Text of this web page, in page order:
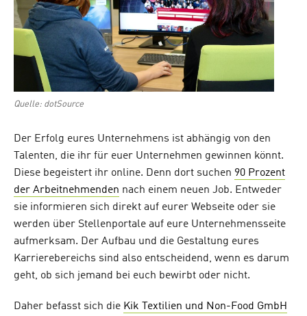
Quelle: dotSource
Der Erfolg eures Unternehmens ist abhängig von den
Talenten, die ihr für euer Unternehmen gewinnen könnt.
Diese begeistert ihr online. Denn dort suchen 90 Prozent
der Arbeitnehmenden nach einem neuen Job. Entweder
sie informieren sich direkt auf eurer Webseite oder sie
werden über Stellenportale auf eure Unternehmensseite
aufmerksam. Der Aufbau und die Gestaltung eures
Karrierebereichs sind also entscheidend, wenn es darum
geht, ob sich jemand bei euch bewirbt oder nicht.
Daher befasst sich die Kik Textilien und Non-Food GmbH